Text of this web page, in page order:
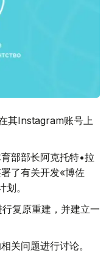
其Instagram账号上
部部长阿克托特•拉
了有关开发«博佐
。
复原重建，并建立一
关问题进行讨论。